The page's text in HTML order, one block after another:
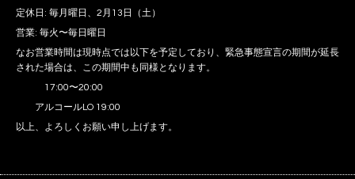
定休日: 毎月曜日、2月13日（土）
営業: 毎火〜毎日曜日
なお営業時間は現時点では以下を予定しており、緊急事態宣言の期間が延長
された場合は、この期間中も同様となります。
17:00〜20:00
アルコールLO 19:00
以上、よろしくお願い申し上げます。